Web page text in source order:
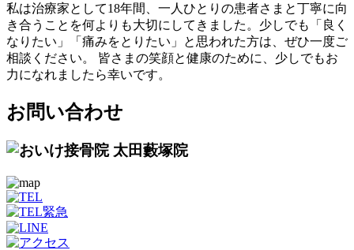
私は治療家として18年間、一人ひとりの患者さまと丁寧に向
き合うことを何よりも大切にしてきました。少しでも「良く
なりたい」「痛みをとりたい」と思われた方は、ぜひ一度ご
相談ください。 皆さまの笑顔と健康のために、少しでもお
力になれましたら幸いです。
お問い合わせ